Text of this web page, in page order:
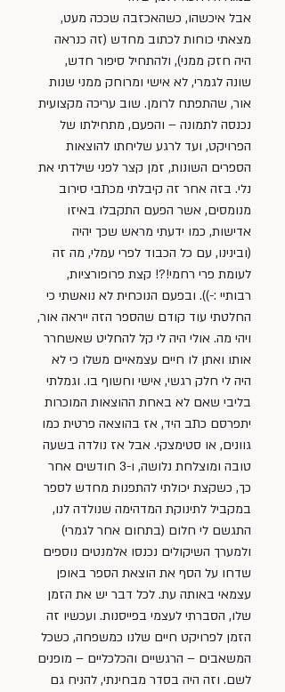
אבל איכשהו, כשהאכזבה שככה מעט,
מצאתי כוחות לכתוב מחדש (זה כנראה
היה חזק ממני), ולהתחיל סיפור חדש,
שונה לגמרי, לא אישי ומרוחק ממני שנות
אור, שהתפתח לרומן. שוב עריכה מקצועית
נכנסה לתמונה – והפעם, מתחילתו של
הפרויקט, ועד לרגע שליחתו להוצאות
הספרים השונות, זמן קצר לפני שילדתי את
נלי. בזה אחר זה קיבלתי מכתבי סירוב
מנומסים, אשר הפעם התקבלו באיזו
אדישות, כמו ידעתי מראש שכך יהיה
(ובינינו, עם כל הכבוד לפרי עמלי, מה זה
לעומת פרי רחמי!?! קצת פרופורציות,
רבותיי :-)). ובפעם הנוכחית לא נואשתי כי
החלטתי עוד קודם שהספר הזה ייראה אור,
ויהי מה. אולי היה לי קל להחליט שאשחרר
אותו ואתן לו חיים עצמאיים משלו כי לא
היה לי חלק רגשי, אישי וחשוף בו. וגמלתי
בליבי שאם לא באחת ההוצאות המוכרות
יתפרסם כתב היד, אז בהוצאה פרטית כמו
גוונים, או סטימצקי. אבל אז נולדה בשעה
טובה ומוצלחת נלושה, ו-3 חודשים אחר
כך, כשקצת יכולתי להתפנות מחדש לספר
במקביל לתינוקת המדהימה שנולדה לנו,
התגשם לי חלום (בתחום אחר לגמרי)
ולמערך השיקולים נכנסו אלמנטים נוספים
שדחו על הסף את הוצאת הספר באופן
עצמאי באותה עת. לכל דבר יש את הזמן
שלו, הסברתי לעצמי בפייסנות. ועכשיו זה
הזמן לפרויקט חיים שלנו כמשפחה, כשכל
המשאבים – הרגשיים והכלכליים – מופנים
לשם. וזה היה בסדר מבחינתי, להניח גם